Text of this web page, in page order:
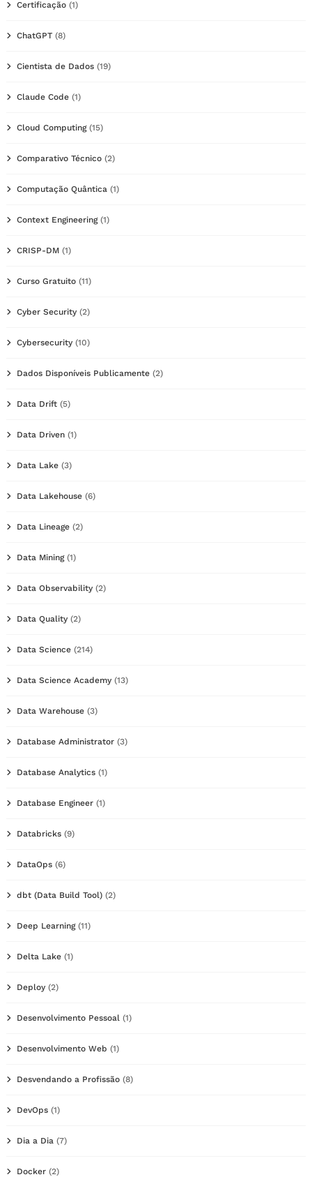
Certificação (1)
ChatGPT (8)
Cientista de Dados (19)
Claude Code (1)
Cloud Computing(15)
Comparativo Técnico (2)
Computação Quântica (1)
Context Engineering(1)
CRISP-DM (1)
Curso Gratuito (11)
Cyber Security (2)
Cybersecurity (10)
Dados Disponíveis Publicamente (2)
Data Drift (5)
Data Driven (1)
Data Lake (3)
Data Lakehouse (6)
Data Lineage (2)
Data Mining(1)
Data Observability (2)
Data Quality (2)
Data Science (214)
Data Science Academy (13)
Data Warehouse (3)
Database Administrator (3)
Database Analytics (1)
Database Engineer (1)
Databricks (9)
DataOps (6)
dbt (Data Build Tool) (2)
Deep Learning(11)
Delta Lake (1)
Deploy (2)
Desenvolvimento Pessoal (1)
Desenvolvimento Web (1)
Desvendando a Profissão (8)
DevOps (1)
Dia a Dia (7)
Docker (2)